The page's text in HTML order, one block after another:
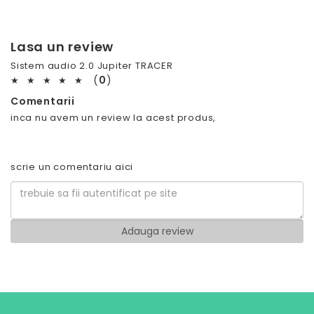
Lasa un review
Sistem audio 2.0 Jupiter TRACER
★
★ ★ ★ ★ (0)
Comentarii
inca nu avem un review la acest produs,
scrie un comentariu aici